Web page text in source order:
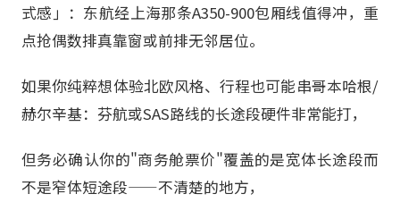
式感」：东航经上海那条A350-900包厢线值得冲，重
点抢偶数排真靠窗或前排无邻居位。
如果你纯粹想体验北欧风格、行程也可能串哥本哈根/
赫尔辛基：芬航或SAS路线的长途段硬件非常能打，
但务必确认你的"商务舱票价"覆盖的是宽体长途段而
不是窄体短途段——不清楚的地方，